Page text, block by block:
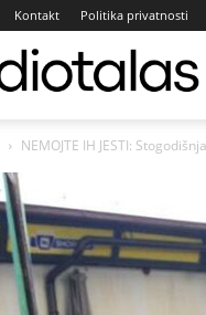
Kontakt Politika privatnosti
NEMOJTE IH JESTI: